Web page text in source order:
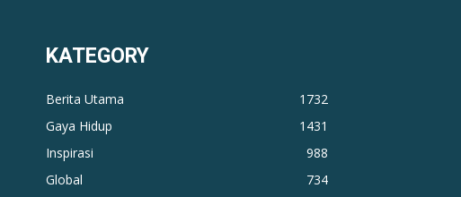
KATEGORY
Berita Utama
1732
Gaya Hidup
1431
Inspirasi
988
Global
734